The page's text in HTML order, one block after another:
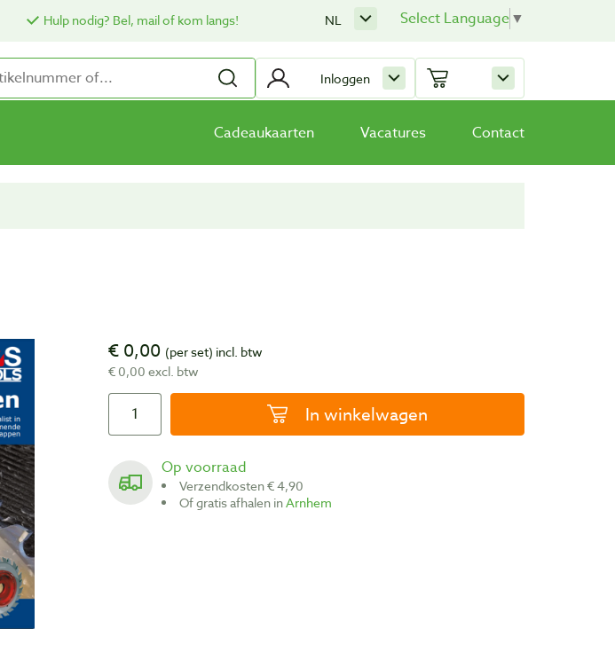
Hulp nodig? Bel, mail of kom langs! Select Language▼
NL
Inloggen
Cadeaukaarten Vacatures Contact
€ 0,00 (per set) incl. btw
€ 0,00 excl. btw
In winkelwagen
Op voorraad
Verzendkosten € 4,90
Of gratis afhalen inArnhem